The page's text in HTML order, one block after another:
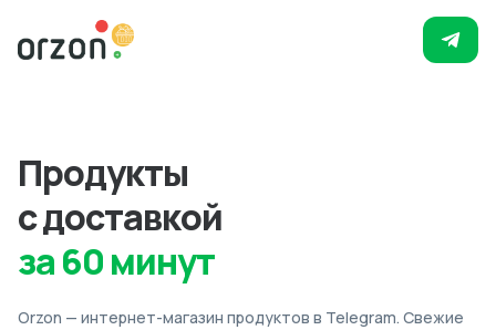
Продукты
с доставкой
за 60 минут
Orzon — интернет-магазин продуктов в Telegram. Свежие